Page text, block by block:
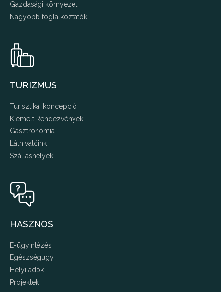
Gazdasági környezet
Nagyobb foglalkoztatók
TURIZMUS
Turisztikai koncepció
Kiemelt Rendezvények
Gasztronómia
Látnivalóink
Szálláshelyek
HASZNOS
E-ügyintézés
Egészségügy
Helyi adók
Projektek